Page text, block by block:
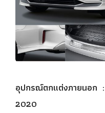
อุปกรณ์ตกแต่งภายนอก
2020